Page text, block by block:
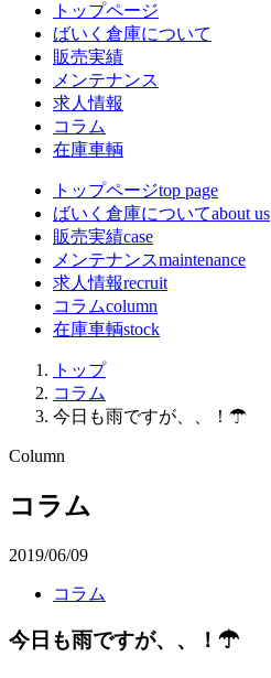
トップページ
ばいく倉庫について
販売実績
メンテナンス
求人情報
コラム
在庫車輌
トップページtop page
ばいく倉庫についてabout us
販売実績case
メンテナンスmaintenance
求人情報recruit
コラムcolumn
在庫車輌stock
トップ
コラム
今日も雨ですが、、！☂
Column
コラム
2019/06/09
コラム
今日も雨ですが、、！☂